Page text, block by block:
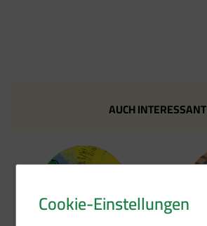
Kontakt
AUCH INTERESSANT
Cookie-Einstellungen